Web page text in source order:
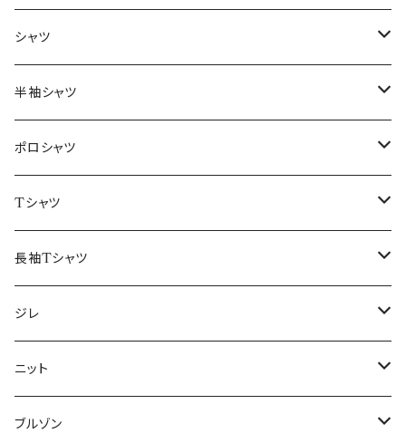
～44/S
46/M
48/L
50/XL～
シャツ
～44/S
46/M
48/L
50/XL～
半袖シャツ
～44/S
46/M
48/L
50/XL～
ポロシャツ
～44/S
46/M
48/L
50/XL～
Tシャツ
～44/S
46/M
48/L
50/XL～
長袖Tシャツ
～44/S
46/M
48/L
ジレ
～44/S
46/M
ニット
～44/S
ブルゾン